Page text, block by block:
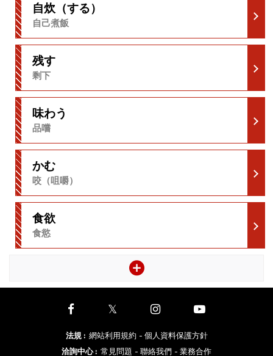
自炊（する）
自己煮飯
残す
剩下
味わう
品嚐
かむ
咬（咀嚼）
食欲
食慾
法規: 網站利用規約 - 個人資料保護方針
洽詢中心: 常見問題 - 聯絡我們 - 業務合作